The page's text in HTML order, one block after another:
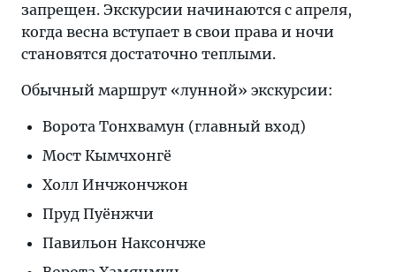
запрещен. Экскурсии начинаются с апреля,
когда весна вступает в свои права и ночи
становятся достаточно теплыми.
Обычный маршрут «лунной» экскурсии:
Ворота Тонхвамун (главный вход)
Мост Кымчхонгё
Холл Инчжончжон
Пруд Пуёнжчи
Павильон Наксончже